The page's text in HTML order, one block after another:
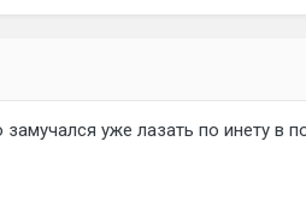
уже лазать по инету в